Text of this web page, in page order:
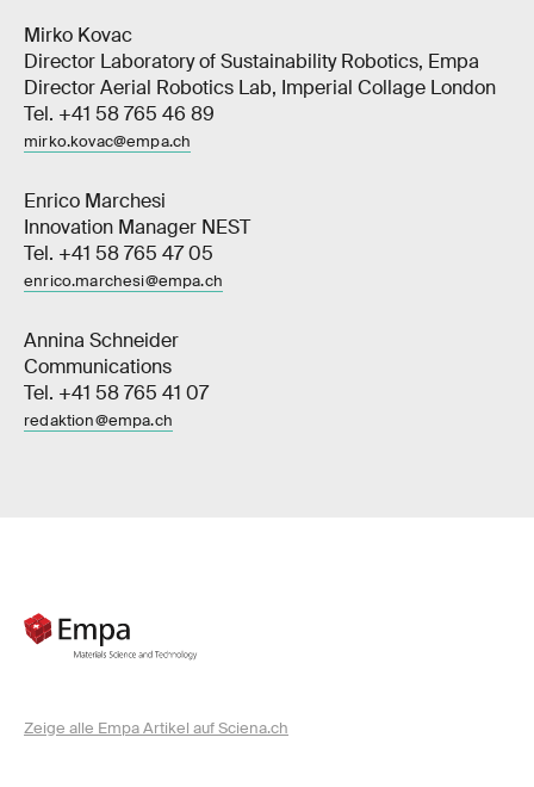
Mirko Kovac
Director Laboratory of Sustainability Robotics, Empa
Director Aerial Robotics Lab, Imperial Collage London
Tel. +41 58 765 46 89
mirko.kovac@empa.ch
Enrico Marchesi
Innovation Manager NEST
Tel. +41 58 765 47 05
enrico.marchesi@empa.ch
Annina Schneider
Communications
Tel. +41 58 765 41 07
redaktion@empa.ch
Zeige alle Empa Artikel auf Sciena.ch